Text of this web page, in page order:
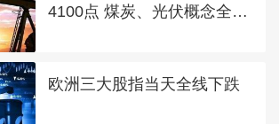
4100点 煤炭、光伏概念全线
欧洲三大股指当天全线下跌